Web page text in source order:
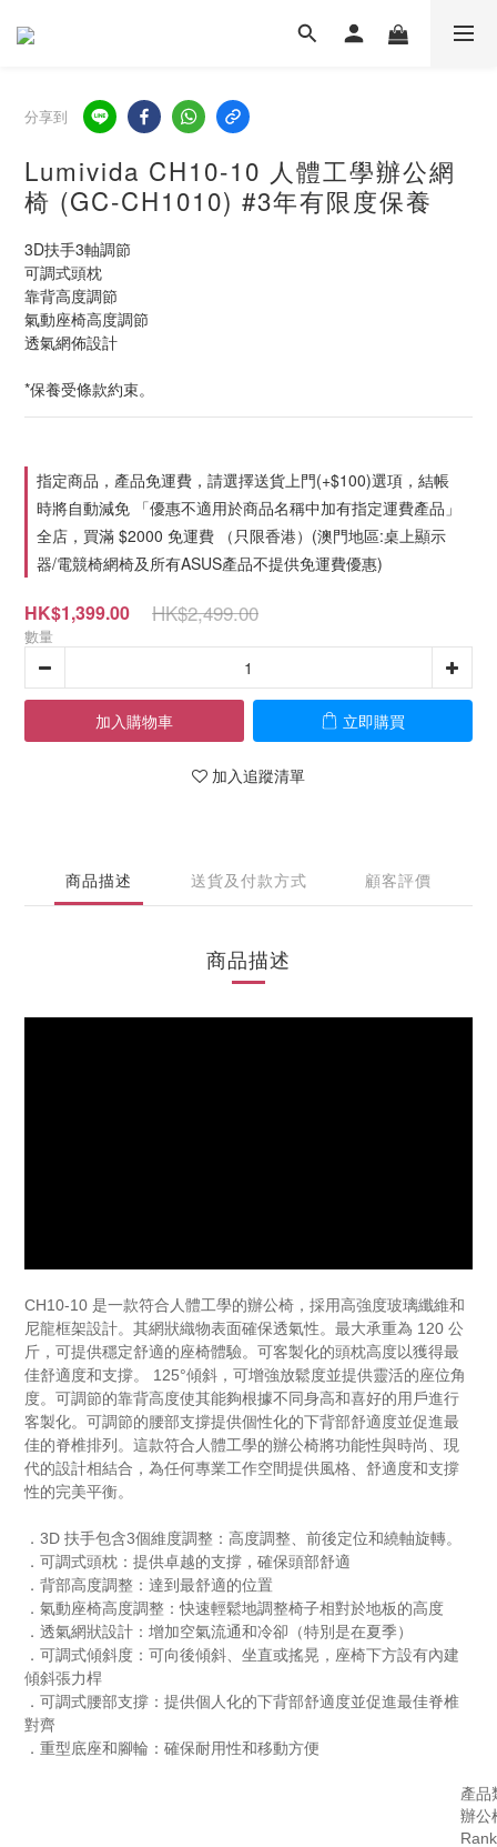
分享到
Lumivida CH10-10 人體工學辦公網
椅 (GC-CH1010) #3年有限度保養
3D扶手3軸調節
可調式頭枕
靠背高度調節
氣動座椅高度調節
透氣網佈設計
*保養受條款約束。
指定商品，產品免運費，請選擇送貨上門(+$100)選項，結帳
時將自動減免 「優惠不適用於商品名稱中加有指定運費產品」
全店，買滿 $2000 免運費 （只限香港）(澳門地區:桌上顯示
器/電競椅網椅及所有ASUS產品不提供免運費優惠)
HK$1,399.00 HK$2,499.00
數量
加入購物車 立即購買
加入追蹤清單
商品描述 送貨及付款方式 顧客評價
商品描述
CH10-10 是一款符合人體工學的辦公椅，採用高強度玻璃纖維和
尼龍框架設計。其網狀織物表面確保透氣性。最大承重為 120 公
斤，可提供穩定舒適的座椅體驗。可客製化的頭枕高度以獲得最
佳舒適度和支撐。 125°傾斜，可增強放鬆度並提供靈活的座位角
度。可調節的靠背高度使其能夠根據不同身高和喜好的用戶進行
客製化。可調節的腰部支撐提供個性化的下背部舒適度並促進最
佳的脊椎排列。這款符合人體工學的辦公椅將功能性與時尚、現
代的設計相結合，為任何專業工作空間提供風格、舒適度和支撐
性的完美平衡。
．3D 扶手包含3個維度調整：高度調整、前後定位和繞軸旋轉。
．可調式頭枕：提供卓越的支撐，確保頭部舒適
．背部高度調整：達到最舒適的位置
．氣動座椅高度調整：快速輕鬆地調整椅子相對於地板的高度
．透氣網狀設計：增加空氣流通和冷卻（特別是在夏季）
．可調式傾斜度：可向後傾斜、坐直或搖晃，座椅下方設有內建
傾斜張力桿
．可調式腰部支撐：提供個人化的下背部舒適度並促進最佳脊椎
對齊
．重型底座和腳輪：確保耐用性和移動方便
產品
辦公